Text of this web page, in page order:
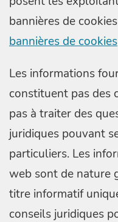
bannières de
bannières de cookies
Les informations
constituent pas des
pas à traiter des
juridiques pouvant
particuliers. Les
web sont de nature
titre informatif
conseils juridiques